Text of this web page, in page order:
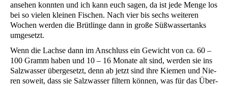
anse­hen konn­ten und ich kann euch sagen, da ist jede Men­ge los
bei so vie­len klei­nen Fischen. Nach vier bis sechs wei­te­ren
Wochen wer­den die Brüt­lin­ge dann in gro­ße Süß­was­ser­tanks
umgesetzt.
Wenn die Lach­se dann im Anschluss ein Gewicht von ca. 60 –
100 Gramm haben und 10 – 16 Mona­te alt sind, wer­den sie ins
Salz­was­ser über­ge­setzt, denn ab jetzt sind ihre Kie­men und Nie­
ren soweit, dass sie Salz­was­ser fil­tern kön­nen, was für das Über­